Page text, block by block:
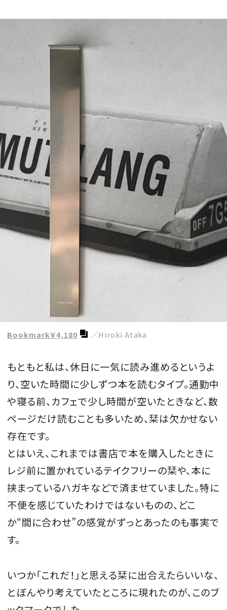
Bookmark￥4,180 ／Hiroki Ataka
もともと私は、休日に一気に読み進めるというよ
り、空いた時間に少しずつ本を読むタイプ。通勤中
や寝る前、カフェで少し時間が空いたときなど、数
ページだけ読むことも多いため、栞は欠かせない
存在です。
とはいえ、これまでは書店で本を購入したときに
レジ前に置かれているテイクフリーの栞や、本に
挟まっているハガキなどで済ませていました。特に
不便を感じていたわけではないものの、どこ
か“間に合わせ”の感覚がずっとあったのも事実で
す。
いつか「これだ！」と思える栞に出合えたらいいな、
とぼんやり考えていたところに現れたのが、このブ